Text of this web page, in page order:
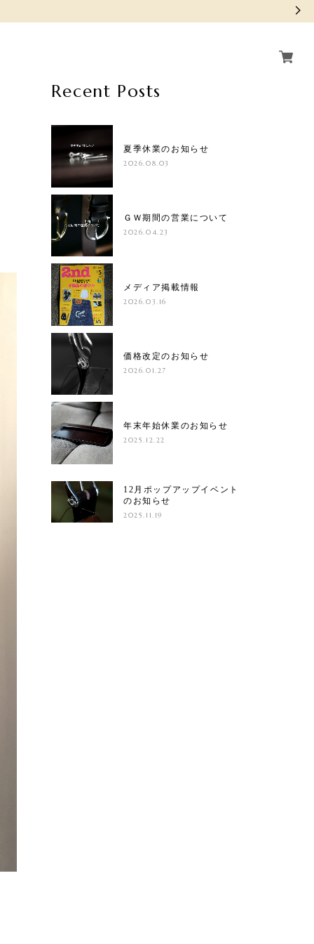
Recent Posts
夏季休業のお知らせ
2026.08.03
ＧＷ期間の営業について
2026.04.23
メディア掲載情報
2026.03.16
価格改定のお知らせ
2026.01.27
年末年始休業のお知らせ
2025.12.22
12月ポップアップイベント
のお知らせ
2025.11.19